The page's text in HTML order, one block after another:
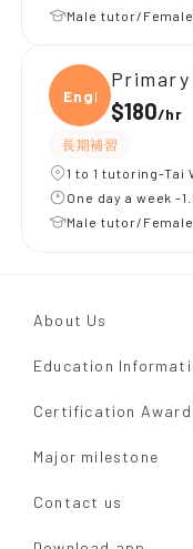
Male tutor/
Engli
$180/hr
長期補習
1 to 1 tutoring-Tai
One day a week -
Male tutor/
About Us
Education
Certification
Major milestone
Contact us